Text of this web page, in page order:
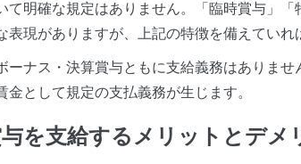
て明確な規定はありません。「臨時賞与」
表現がありますが、上記の特徴を備えていれ
ーナス・決算賞与ともに支給義務はありま
金として規定の支払義務が生じます。
を支給するメリットとデメ